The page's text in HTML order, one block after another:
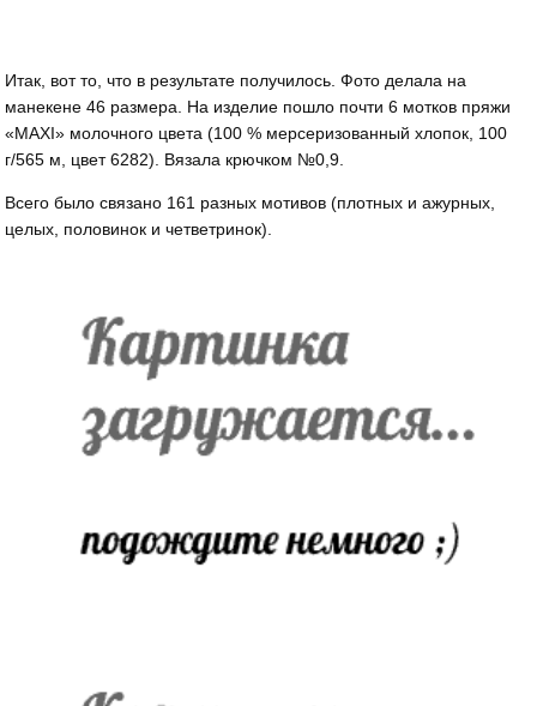
Итак, вот то, что в результате получилось. Фото делала на
манекене 46 размера. На изделие пошло почти 6 мотков пряжи
«MAXI» молочного цвета (100 % мерсеризованный хлопок, 100
г/565 м, цвет 6282). Вязала крючком №0,9.
Всего было связано 161 разных мотивов (плотных и ажурных,
целых, половинок и четветринок).